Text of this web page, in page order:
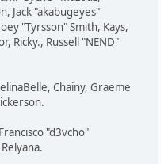
Jack "akabugeyes"
"Tyrsson" Smith, Kays,
Ricky., Russell "NEND"
Chainy, Graeme
"d3vcho"